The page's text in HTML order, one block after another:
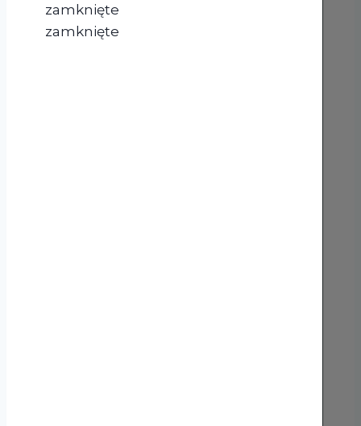
zamknięte
zamknięte